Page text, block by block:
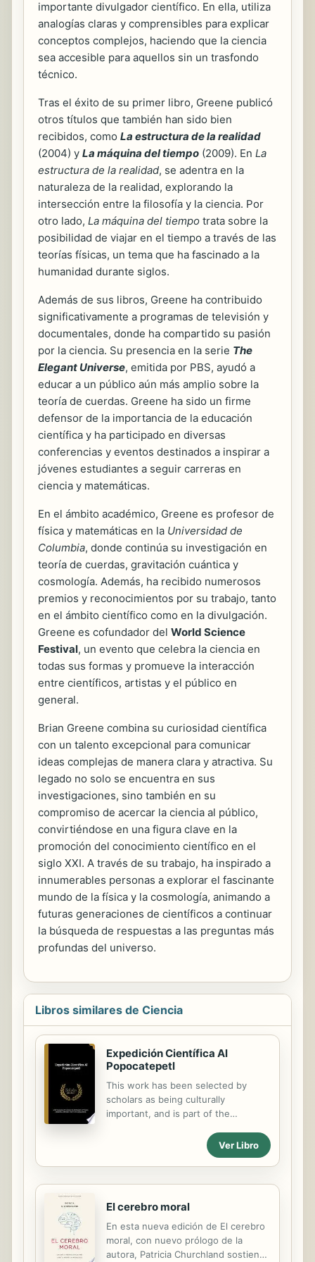
importante divulgador científico. En ella, utiliza
analogías claras y comprensibles para explicar
conceptos complejos, haciendo que la ciencia
sea accesible para aquellos sin un trasfondo
técnico.
Tras el éxito de su primer libro, Greene publicó
otros títulos que también han sido bien
recibidos, como La estructura de la realidad
(2004) y La máquina del tiempo (2009). En La
estructura de la realidad, se adentra en la
naturaleza de la realidad, explorando la
intersección entre la filosofía y la ciencia. Por
otro lado, La máquina del tiempo trata sobre la
posibilidad de viajar en el tiempo a través de las
teorías físicas, un tema que ha fascinado a la
humanidad durante siglos.
Además de sus libros, Greene ha contribuido
significativamente a programas de televisión y
documentales, donde ha compartido su pasión
por la ciencia. Su presencia en la serie The
Elegant Universe, emitida por PBS, ayudó a
educar a un público aún más amplio sobre la
teoría de cuerdas. Greene ha sido un firme
defensor de la importancia de la educación
científica y ha participado en diversas
conferencias y eventos destinados a inspirar a
jóvenes estudiantes a seguir carreras en
ciencia y matemáticas.
En el ámbito académico, Greene es profesor de
física y matemáticas en la Universidad de
Columbia, donde continúa su investigación en
teoría de cuerdas, gravitación cuántica y
cosmología. Además, ha recibido numerosos
premios y reconocimientos por su trabajo, tanto
en el ámbito científico como en la divulgación.
Greene es cofundador del World Science
Festival, un evento que celebra la ciencia en
todas sus formas y promueve la interacción
entre científicos, artistas y el público en
general.
Brian Greene combina su curiosidad científica
con un talento excepcional para comunicar
ideas complejas de manera clara y atractiva. Su
legado no solo se encuentra en sus
investigaciones, sino también en su
compromiso de acercar la ciencia al público,
convirtiéndose en una figura clave en la
promoción del conocimiento científico en el
siglo XXI. A través de su trabajo, ha inspirado a
innumerables personas a explorar el fascinante
mundo de la física y la cosmología, animando a
futuras generaciones de científicos a continuar
la búsqueda de respuestas a las preguntas más
profundas del universo.
Libros similares de Ciencia
Expedición Científica Al
Popocatepetl
This work has been selected by
scholars as being culturally
important, and is part of the
know it. This work was reproduced
from the original artifact, and
remains as true to the original work
as possible. Therefore, you will see
library stamps (as most of these
works have been housed in our most
important libraries around the world),
and other notations in the work. This
Ver Libro
El cerebro moral
En esta nueva edición de El cerebro
moral, con nuevo prólogo de la
autora, Patricia Churchland sostiene